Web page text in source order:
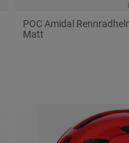
POC Amidal
Matt